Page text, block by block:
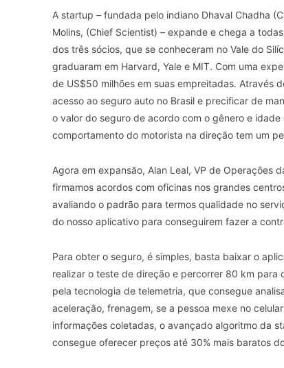
A startup – fundada pelo indiano Dhaval Chadha
Molins, (Chief Scientist) – expande e chega a
dos três sócios, que se conheceram no Vale do
graduaram em Harvard, Yale e MIT. Com uma
de US$50 milhões em suas empreitadas. Através
acesso ao seguro auto no Brasil e precificar de
o valor do seguro de acordo com o gênero e
comportamento do motorista na direção tem um
Agora em expansão, Alan Leal, VP de Operações
firmamos acordos com oficinas nos grandes
avaliando o padrão para termos qualidade no
do nosso aplicativo para conseguirem fazer a
Para obter o seguro, é simples, basta baixar o
realizar o teste de direção e percorrer 80 km para
pela tecnologia de telemetria, que consegue
aceleração, frenagem, se a pessoa mexe no
informações coletadas, o avançado algoritmo da
consegue oferecer preços até 30% mais baratos